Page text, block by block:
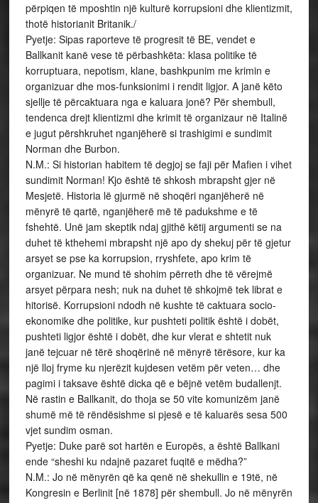
përpiqen të mposhtin një kulturë korrupsioni dhe klientizmit,
thotë historianit Britanik./
Pyetje: Sipas raporteve të progresit të BE, vendet e
Ballkanit kanë vese të përbashkëta: klasa politike të
korruptuara, nepotism, klane, bashkpunim me krimin e
organizuar dhe mos-funksionimi i rendit ligjor. A janë këto
sjellje të përcaktuara nga e kaluara jonë? Për shembull,
tendenca drejt klientizmi dhe krimit të organizaur në Italinë
e jugut përshkruhet nganjëherë si trashigimi e sundimit
Norman dhe Burbon.
N.M.: Si historian habitem të degjoj se faji për Mafien i vihet
sundimit Norman! Kjo është të shkosh mbrapsht gjer në
Mesjetë. Historia lë gjurmë në shoqëri nganjëherë në
mënyrë të qartë, nganjëherë më të padukshme e të
fshehtë. Unë jam skeptik ndaj gjithë këtij argumenti se na
duhet të kthehemi mbrapsht një apo dy shekuj për të gjetur
arsyet se pse ka korrupsion, rryshfete, apo krim të
organizuar. Ne mund të shohim përreth dhe të vërejmë
arsyet përpara nesh; nuk na duhet të shkojmë tek librat e
hitorisë. Korrupsioni ndodh në kushte të caktuara socio-
ekonomike dhe politike, kur pushteti politik është i dobët,
pushteti ligjor është i dobët, dhe kur vlerat e shtetit nuk
janë tejcuar në tërë shoqërinë në mënyrë tërësore, kur ka
një lloj fryme ku njerëzit kujdesen vetëm për veten… dhe
pagimi i taksave është dicka që e bëjnë vetëm budallenjt.
Në rastin e Ballkanit, do thoja se 50 vite komunizëm janë
shumë më të rëndësishme si pjesë e të kaluarës sesa 500
vjet sundim osman.
Pyetje: Duke parë sot hartën e Europës, a është Ballkani
ende “sheshi ku ndajnë pazaret fuqitë e mëdha?”
N.M.: Jo në mënyrën që ka qenë në shekullin e 19të, në
Kongresin e Berlinit [në 1878] për shembull. Jo në mënyrën